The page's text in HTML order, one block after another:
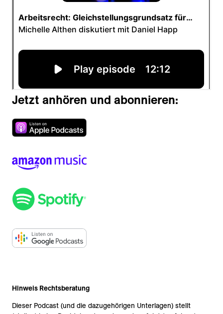
Jetzt anhören und abonnieren:
Hinweis Rechtsberatung
Dieser Podcast (und die dazugehörigen Unterlagen) stellt